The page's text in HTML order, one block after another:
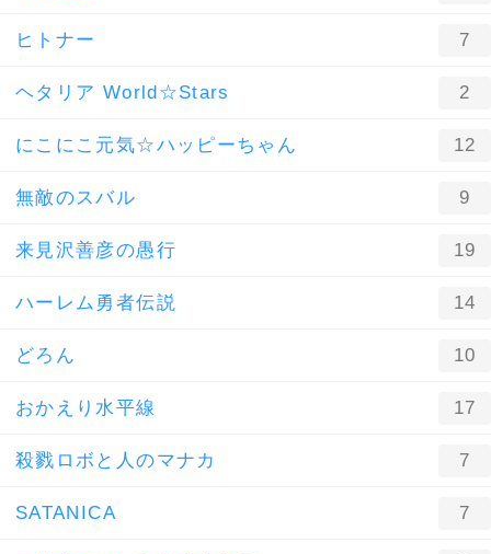
ヒトナー 7
ヘタリア World☆Stars 2
にこにこ元気☆ハッピーちゃん 12
無敵のスバル 9
来見沢善彦の愚行 19
ハーレム勇者伝説 14
どろん 10
おかえり水平線 17
殺戮ロボと人のマナカ 7
SATANICA 7